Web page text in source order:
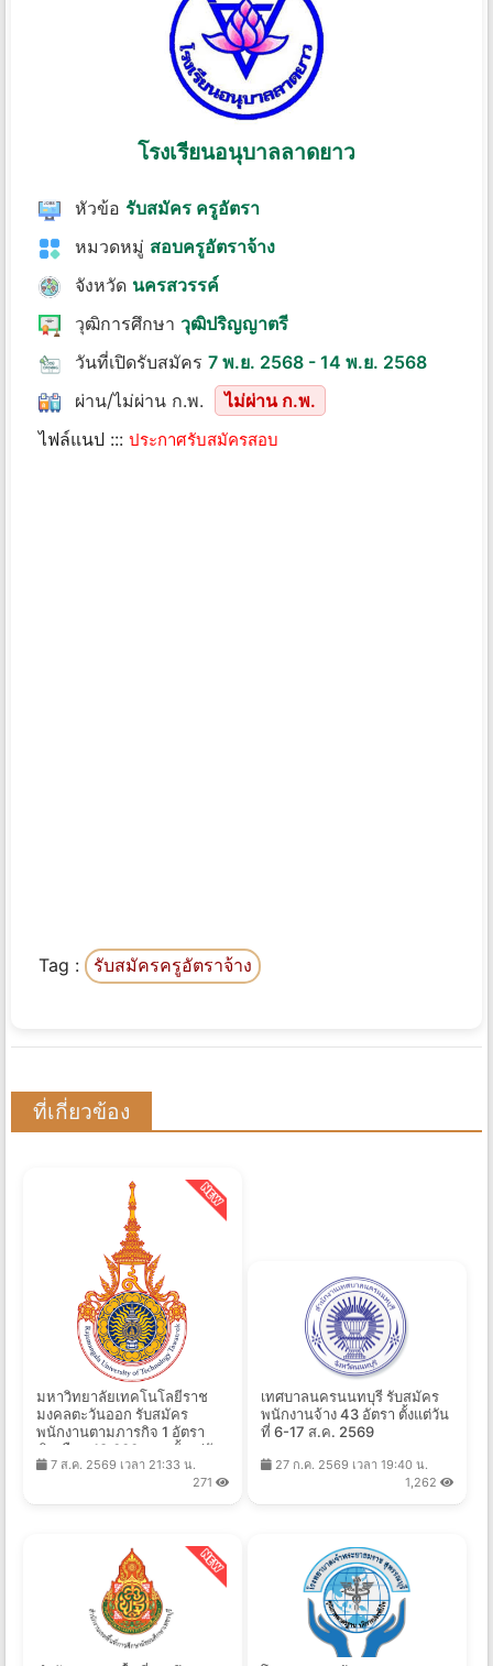
โรงเรียนอนุบาลลาดยาว
หัวข้อ รับสมัคร ครูอัตรา
หมวดหมู่ สอบครูอัตราจ้าง
จังหวัด นครสวรรค์
วุฒิการศึกษา วุฒิปริญญาตรี
วันที่เปิดรับสมัคร 7 พ.ย. 2568 - 14 พ.ย. 2568
ผ่าน/ไม่ผ่าน ก.พ.
ไม่ผ่าน ก.พ.
ไฟล์แนป ::: ประกาศรับสมัครสอบ
Tag : รับสมัครครูอัตราจ้าง
ที่เกี่ยวข้อง
มหาวิทยาลัยเทคโนโลยีราช
มงคลตะวันออก รับสมัคร
พนักงานตามภารกิจ 1 อัตรา
เงินเดือน 18,000 บาท ตั้งแต่วัน
ที่ 3-11 ส.ค. 2569
7 ส.ค. 2569 เวลา 21:33 น.
271
เทศบาลนครนนทบุรี รับสมัคร
พนักงานจ้าง 43 อัตรา ตั้งแต่วัน
ที่ 6-17 ส.ค. 2569
27 ก.ค. 2569 เวลา 19:40 น.
1,262